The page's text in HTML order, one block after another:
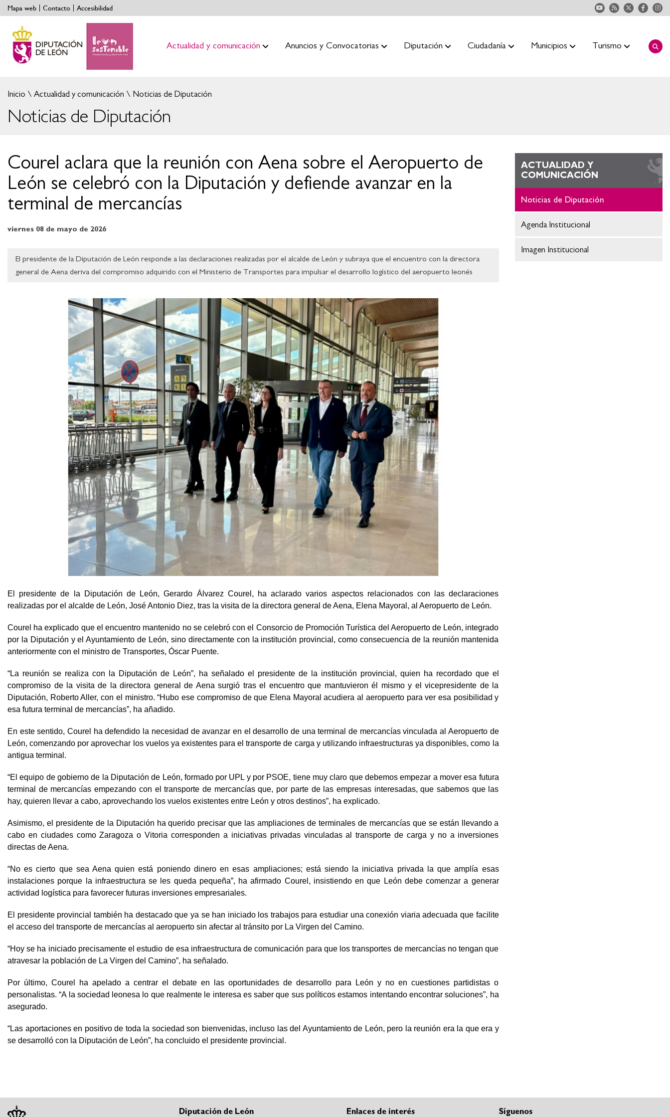
Mapa web Contacto Accesibilidad
Actualidad y comunicación Anuncios y Convocatorias Diputación Ciudadanía Municipios Turismo
Inicio Actualidad y comunicación Noticias de Diputación
Noticias de Diputación
Courel aclara que la reunión con Aena sobre el Aeropuerto de
León se celebró con la Diputación y defiende avanzar en la
terminal de mercancías
viernes 08 de mayo de 2026
El presidente de la Diputación de León responde a las declaraciones realizadas por el alcalde de León y subraya que el encuentro con la directora
general de Aena deriva del compromiso adquirido con el Ministerio de Transportes para impulsar el desarrollo logístico del aeropuerto leonés
El presidente de la Diputación de León, Gerardo Álvarez Courel, ha aclarado varios aspectos relacionados con las declaraciones
realizadas por el alcalde de León, José Antonio Diez, tras la visita de la directora general de Aena, Elena Mayoral, al Aeropuerto de León.
Courel ha explicado que el encuentro mantenido no se celebró con el Consorcio de Promoción Turística del Aeropuerto de León, integrado
por la Diputación y el Ayuntamiento de León, sino directamente con la institución provincial, como consecuencia de la reunión mantenida
anteriormente con el ministro de Transportes, Óscar Puente.
“La reunión se realiza con la Diputación de León”, ha señalado el presidente de la institución provincial, quien ha recordado que el
compromiso de la visita de la directora general de Aena surgió tras el encuentro que mantuvieron él mismo y el vicepresidente de la
Diputación, Roberto Aller, con el ministro. “Hubo ese compromiso de que Elena Mayoral acudiera al aeropuerto para ver esa posibilidad y
esa futura terminal de mercancías”, ha añadido.
En este sentido, Courel ha defendido la necesidad de avanzar en el desarrollo de una terminal de mercancías vinculada al Aeropuerto de
León, comenzando por aprovechar los vuelos ya existentes para el transporte de carga y utilizando infraestructuras ya disponibles, como la
antigua terminal.
“El equipo de gobierno de la Diputación de León, formado por UPL y por PSOE, tiene muy claro que debemos empezar a mover esa futura
terminal de mercancías empezando con el transporte de mercancías que, por parte de las empresas interesadas, que sabemos que las
hay, quieren llevar a cabo, aprovechando los vuelos existentes entre León y otros destinos”, ha explicado.
Asimismo, el presidente de la Diputación ha querido precisar que las ampliaciones de terminales de mercancías que se están llevando a
cabo en ciudades como Zaragoza o Vitoria corresponden a iniciativas privadas vinculadas al transporte de carga y no a inversiones
directas de Aena.
“No es cierto que sea Aena quien está poniendo dinero en esas ampliaciones; está siendo la iniciativa privada la que amplía esas
instalaciones porque la infraestructura se les queda pequeña”, ha afirmado Courel, insistiendo en que León debe comenzar a generar
actividad logística para favorecer futuras inversiones empresariales.
El presidente provincial también ha destacado que ya se han iniciado los trabajos para estudiar una conexión viaria adecuada que facilite
el acceso del transporte de mercancías al aeropuerto sin afectar al tránsito por La Virgen del Camino.
“Hoy se ha iniciado precisamente el estudio de esa infraestructura de comunicación para que los transportes de mercancías no tengan que
atravesar la población de La Virgen del Camino”, ha señalado.
Por último, Courel ha apelado a centrar el debate en las oportunidades de desarrollo para León y no en cuestiones partidistas o
personalistas. “A la sociedad leonesa lo que realmente le interesa es saber que sus políticos estamos intentando encontrar soluciones”, ha
asegurado.
“Las aportaciones en positivo de toda la sociedad son bienvenidas, incluso las del Ayuntamiento de León, pero la reunión era la que era y
se desarrolló con la Diputación de León”, ha concluido el presidente provincial.
ACTUALIDAD Y
COMUNICACIÓN
Noticias de Diputación
Agenda Institucional
Imagen Institucional
Diputación de León Enlaces de interés Síguenos